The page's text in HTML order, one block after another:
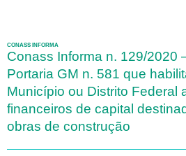
CONASS INFORMA
Conass Informa n. 129/2020
Portaria GM n. 581 que
Município ou Distrito Federal
financeiros de capital
obras de construção